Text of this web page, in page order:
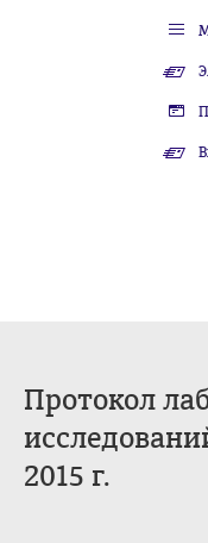
Протокол
2015 г.